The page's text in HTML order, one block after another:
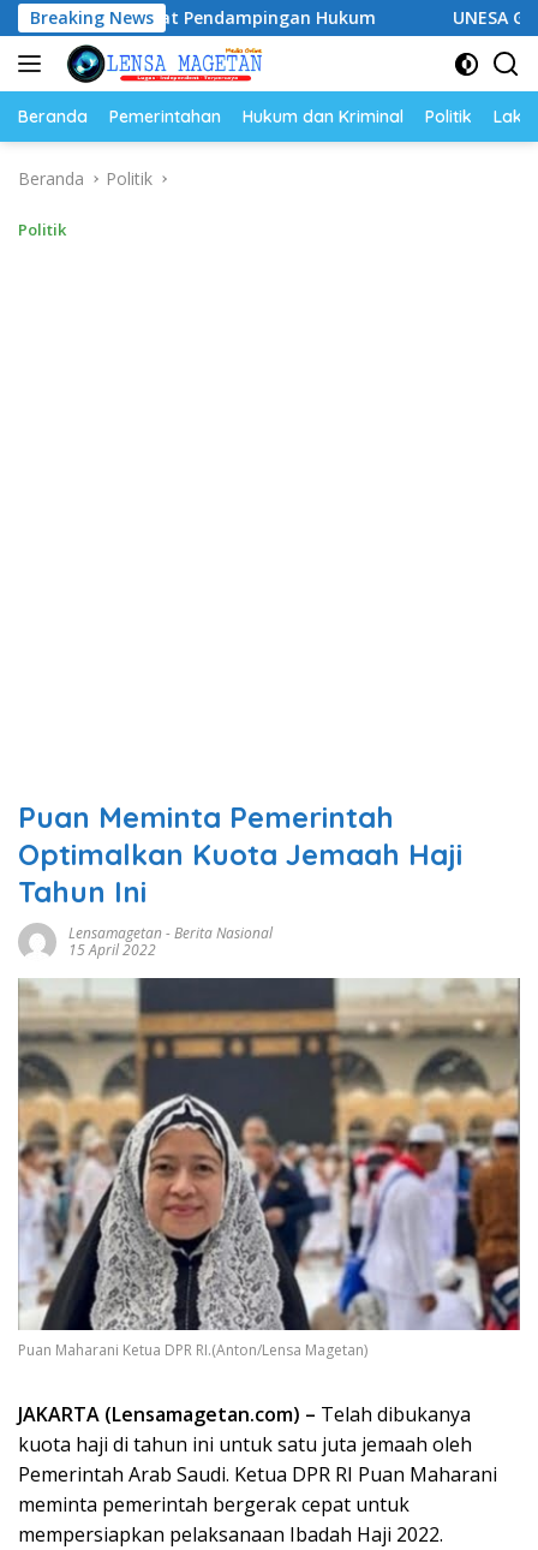
Langsung
ke
konten
Breaking News
Pendampingan Hukum UNESA Gelar
Beranda Pemerintahan Hukum dan Kriminal Politik
Beranda Politik
Politik
Puan Meminta Pemerintah
Optimalkan Kuota Jemaah Haji
Tahun Ini
Lensamagetan-Berita Nasional
15 April 2022
Puan Maharani Ketua DPR RI.(Anton/Lensa Magetan)
JAKARTA (Lensamagetan.com) – Telah dibukanya
kuota haji di tahun ini untuk satu juta jemaah oleh
Pemerintah Arab Saudi. Ketua DPR RI Puan Maharani
meminta pemerintah bergerak cepat untuk
mempersiapkan pelaksanaan Ibadah Haji 2022.